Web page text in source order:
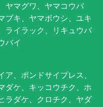
ヤマグワ、ヤマコウバ
ブキ、ヤマボウシ、ユキ
ライラック、リキュウバ
バイ
、ポンドサイプレス、
ダケ、キッコウチク、ホ
ラダケ、クロチク、ヤダ